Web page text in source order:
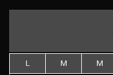
L M M